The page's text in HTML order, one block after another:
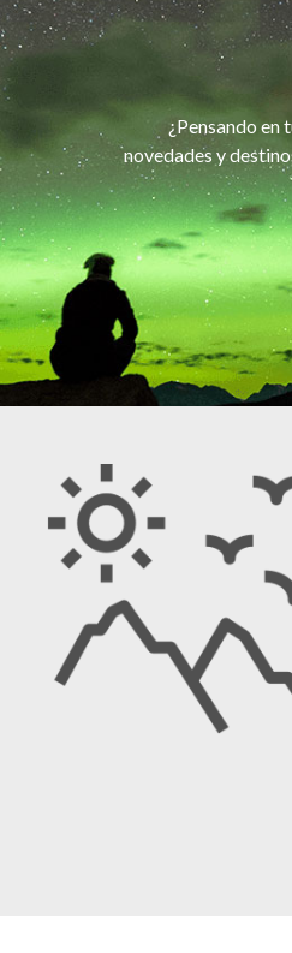
¿Pensando en
novedades y